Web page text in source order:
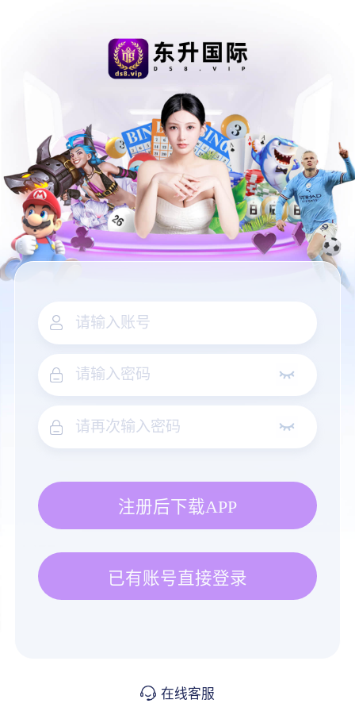
注册后下载APP
已有账号直接登录
在线客服